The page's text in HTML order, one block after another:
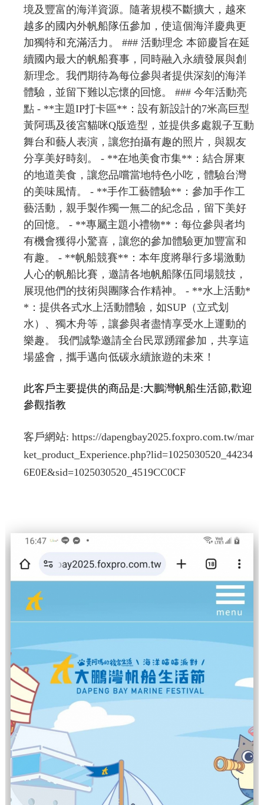
境及豐富的海洋資源。隨著規模不斷擴大，越來
越多的國內外帆船隊伍參加，使這個海洋慶典更
加獨特和充滿活力。 ### 活動理念 本節慶旨在延
續國內最大的帆船賽事，同時融入永續發展與創
新理念。我們期待為每位參與者提供深刻的海洋
體驗，並留下難以忘懷的回憶。 ### 今年活動亮
點 - **主題IP打卡區**：設有新設計的7米高巨型
黃阿瑪及後宮貓咪Q版造型，並提供多處親子互動
舞台和藝人表演，讓您拍攝有趣的照片，與親友
分享美好時刻。 - **在地美食市集**：結合屏東
的地道美食，讓您品嚐當地特色小吃，體驗台灣
的美味風情。 - **手作工藝體驗**：參加手作工
藝活動，親手製作獨一無二的紀念品，留下美好
的回憶。 - **專屬主題小禮物**：每位參與者均
有機會獲得小驚喜，讓您的參加體驗更加豐富和
有趣。 - **帆船競賽**：本年度將舉行多場激動
人心的帆船比賽，邀請各地帆船隊伍同場競技，
展現他們的技術與團隊合作精神。 - **水上活動*
*：提供各式水上活動體驗，如SUP（立式划
水）、獨木舟等，讓參與者盡情享受水上運動的
樂趣。 我們誠摯邀請全台民眾踴躍參加，共享這
場盛會，攜手邁向低碳永續旅遊的未來！
此客戶主要提供的商品是:大鵬灣帆船生活節,歡迎
參觀指教
客戶網站: https://dapengbay2025.foxpro.com.tw/mar
ket_product_Experience.php?lid=1025030520_44234
6E0E&sid=1025030520_4519CC0CF